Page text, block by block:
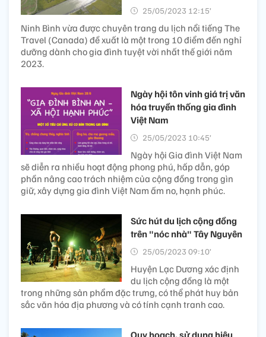
25/05/2023 12:15’
Ninh Bình vừa được chuyên trang du lịch nổi tiếng The
Travel (Canada) đề xuất là một trong 10 điểm đến nghỉ
dưỡng dành cho gia đình tuyệt vời nhất thế giới năm
2023.
Ngày hội tôn vinh giá trị văn
hóa truyền thống gia đình
Việt Nam
25/05/2023 10:45’
Ngày hội Gia đình Việt Nam
sẽ diễn ra nhiều hoạt động phong phú, hấp dẫn, góp
phần nâng cao trách nhiệm của cộng đồng trong gìn
giữ, xây dựng gia đình Việt Nam ấm no, hạnh phúc.
Sức hút du lịch cộng đồng
trên "nóc nhà" Tây Nguyên
25/05/2023 09:10’
Huyện Lạc Dương xác định
du lịch cộng đồng là một
trong những sản phẩm đặc trưng, có thể phát huy bản
sắc văn hóa địa phương và có tính cạnh tranh cao.